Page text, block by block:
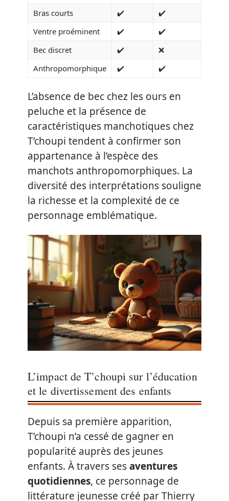
Bras courts
✔️
✔️
Ventre proéminent
✔️
✔️
Bec discret
✔️
❌
Anthropomorphique
✔️ ✔️
L’absence de bec chez les ours en
peluche et la présence de
caractéristiques manchotiques chez
T’choupi tendent à confirmer son
appartenance à l’espèce des
manchots anthropomorphiques. La
diversité des interprétations souligne
la richesse et la complexité de ce
personnage emblématique.
L’impact de T’choupi sur l’éducation
et le divertissement des enfants
Depuis sa première apparition,
T’choupi n’a cessé de gagner en
popularité auprès des jeunes
enfants. À travers sesaventures
quotidiennes, ce personnage de
littérature jeunesse créé par Thierry